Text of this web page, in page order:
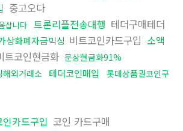
중고오다
삽니다 트론리플전송대행 테더구매테더
상화폐자금믹싱 비트코인카드구입 소액
트코인현금화 문상현금화91%
해외거래소 테더코인매입
롯데상품권코인구
카드구입 코인 카드구매